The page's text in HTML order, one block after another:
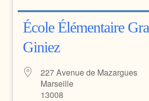
École Élémentaire
Giniez
227 Avenue de Mazargues
Marseille
13008